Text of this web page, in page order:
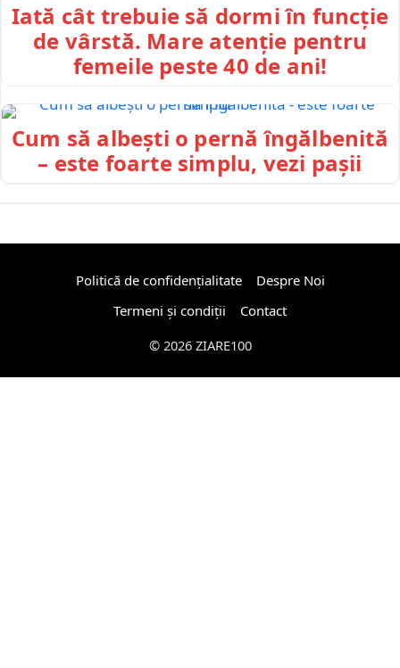
Iată cât trebuie să dormi în funcție
de vârstă. Mare atenție pentru
femeile peste 40 de ani!
Cum să albești o pernă îngălbenită
– este foarte simplu, vezi pașii
Politică de confidențialitate
Despre Noi
Termeni și condiții
Contact
© 2026 ZIARE100